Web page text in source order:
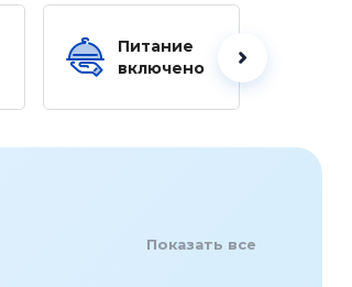
Питание
включено
Показать все